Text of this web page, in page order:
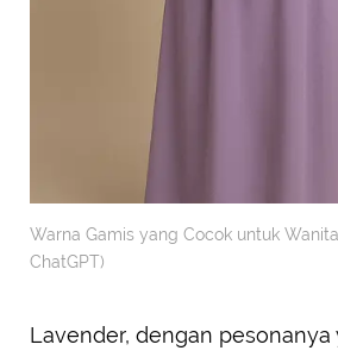
Warna Gamis yang Cocok untuk
ChatGPT)
Lavender, dengan